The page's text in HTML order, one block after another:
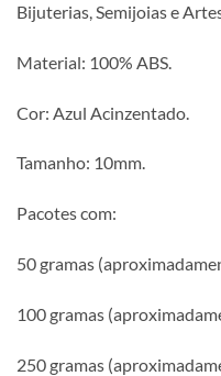
Bijuterias, Semijoias e
Material: 100% ABS.
Cor: Azul Acinzentado.
Tamanho: 10mm.
Pacotes com:
50 gramas
100 gramas
250 gramas